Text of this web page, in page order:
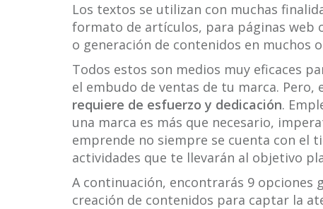
Los textos se utilizan con muchas
formato de artículos, para páginas web
o generación de contenidos en muchos
Todos estos son medios muy eficaces
el embudo de ventas de tu marca. Pero,
requiere de esfuerzo y dedicación.
una marca es más que necesario,
emprende no siempre se cuenta con el
actividades que te llevarán al objetivo
A continuación, encontrarás 9 opciones
creación de contenidos para captar la